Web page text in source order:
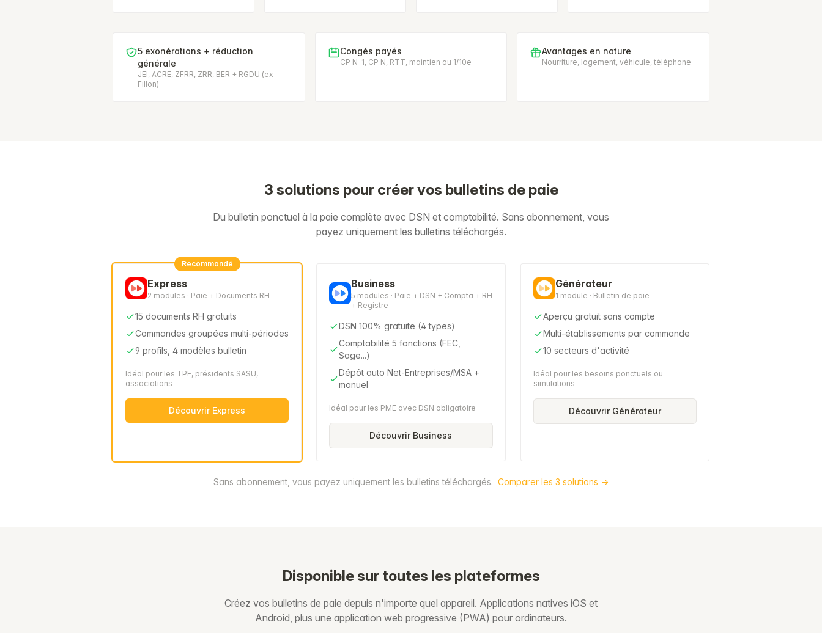
5 exonérations + réduction
générale
JEI, ACRE, ZFRR, ZRR, BER + RGDU (ex-
Fillon)
Congés payés
CP N-1, CP N, RTT, maintien ou 1/10e
Avantages en nature
Nourriture, logement, véhicule, téléphone
3 solutions pour créer vos bulletins de paie
Du bulletin ponctuel à la paie complète avec DSN et comptabilité. Sans abonnement, vous
payez uniquement les bulletins téléchargés.
Recommandé
Express
2 modules · Paie + Documents RH
15 documents RH gratuits
Commandes groupées multi-périodes
9 profils, 4 modèles bulletin
Idéal pour les TPE, présidents SASU,
associations
Découvrir Express
Business
5 modules · Paie + DSN + Compta + RH
+ Registre
DSN 100% gratuite (4 types)
Comptabilité 5 fonctions (FEC,
Sage...)
Dépôt auto Net-Entreprises/MSA +
manuel
Idéal pour les PME avec DSN obligatoire
Découvrir Business
Générateur
1 module · Bulletin de paie
Aperçu gratuit sans compte
Multi-établissements par commande
10 secteurs d'activité
Idéal pour les besoins ponctuels ou
simulations
Découvrir Générateur
Sans abonnement, vous payez uniquement les bulletins téléchargés. Comparer les 3 solutions →
Disponible sur toutes les plateformes
Créez vos bulletins de paie depuis n'importe quel appareil. Applications natives iOS et
Android, plus une application web progressive (PWA) pour ordinateurs.